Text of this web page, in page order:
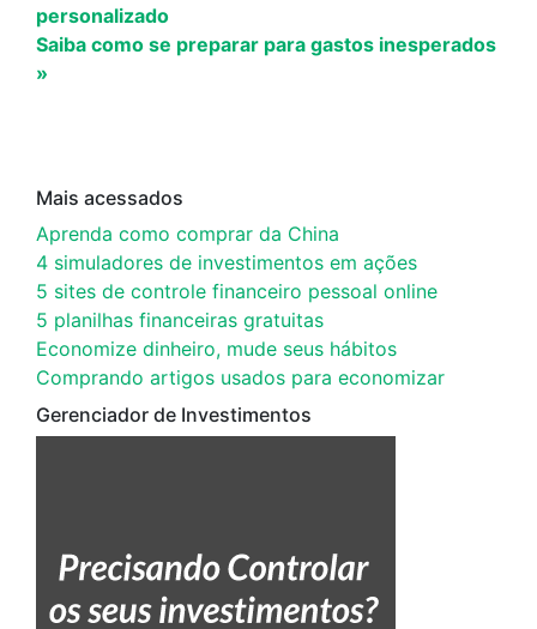
personalizado
Saiba como se preparar para gastos inesperados
»
Mais acessados
Aprenda como comprar da China
4 simuladores de investimentos em ações
5 sites de controle financeiro pessoal online
5 planilhas financeiras gratuitas
Economize dinheiro, mude seus hábitos
Comprando artigos usados para economizar
Gerenciador de Investimentos